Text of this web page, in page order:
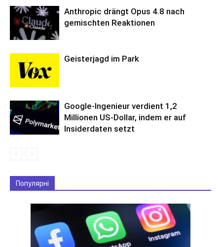
Anthropic drängt Opus 4.8 nach
gemischten Reaktionen
Geisterjagd im Park
Google-Ingenieur verdient 1,2
Millionen US-Dollar, indem er auf
Insiderdaten setzt
Популярні